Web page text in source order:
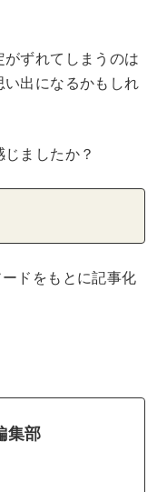
ずれてしまうのは
出になるかもしれ
ましたか？
ドをもとに記事化
集部